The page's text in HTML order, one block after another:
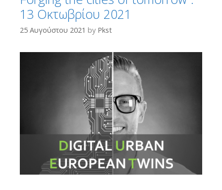
13 Οκτωβρίου 2021
25 Αυγούστου 2021 by Pkst